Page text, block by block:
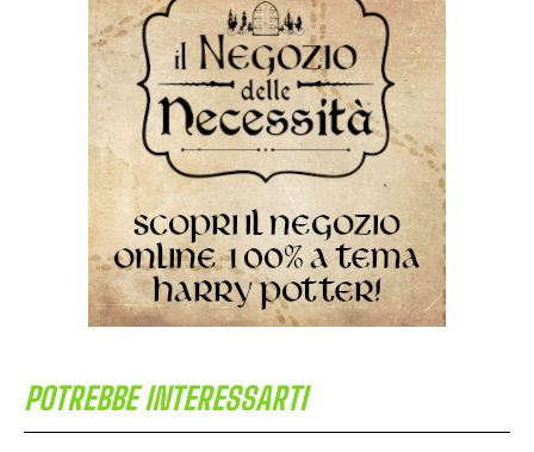
POTREBBE INTERESSARTI